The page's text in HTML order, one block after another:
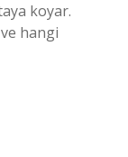
koyar.
hangi